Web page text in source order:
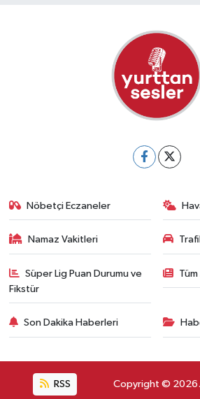
Nöbetçi Eczaneler
Namaz Vakitleri
Süper Lig Puan Durumu ve
Fikstür
Son Dakika Haberleri
RSS Copyright © 2026.